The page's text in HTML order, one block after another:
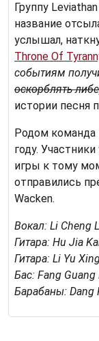
Группу
название
услышал,
Throne Of
событиям
оскорблять
истории песня
Родом команда
году.
игры к тому
отправились
Wacken.
Вокал: Li Cheng
Гитара: Hu Jia
Гитара: Li Yu
Бас: Fang Guang
Барабаны: Dang